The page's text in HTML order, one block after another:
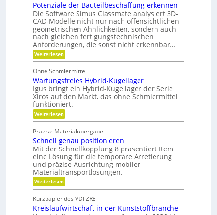
z
d
r
a
u
l
i
i
m
V
e
r
g
l
e
i
c
h
t
e
c
h
n
i
k
f
a
b
f
ä
l
l
e
v
e
r
m
e
i
d
e
n
m
e
h
r
F
l
e
x
i
i
l
i
t
ä
t
Potenziale der Bauteilbeschaffung erkennen
Die Software Simus Classmate analysiert 3D-
CAD-Modelle nicht nur nach offensichtlichen
geometrischen Ähnlichkeiten, sondern auch
nach gleichen fertigungstechnischen
Anforderungen, die sonst nicht erkennbar…
Weiterlesen:
P
t
e
n
z
i
a
l
e
e
r
B
a
u
t
e
i
l
b
e
s
Ohne Schmiermittel
Wartungsfreies Hybrid-Kugellager
Igus bringt ein Hybrid-Kugellager der Serie
Xiros auf den Markt, das ohne Schmiermittel
funktioniert.
Weiterlesen:
W
r
t
u
n
g
s
f
r
e
e
s
Präzise Materialübergabe
Schnell genau positionieren
Mit der Schnellkopplung 8 präsentiert Item
eine Lösung für die temporäre Arretierung
und präzise Ausrichtung mobiler
Materialtransportlösungen.
Weiterlesen:
S
h
n
Kurzpapier des VDI ZRE
Kreislaufwirtschaft in der Kunststoffbranche